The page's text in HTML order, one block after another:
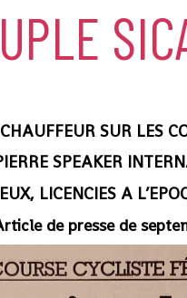
SUR LES
SPEAKER
LICENCIES A
de presse de